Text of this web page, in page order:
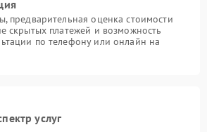
предварительная оценка стоимости
скрытых платежей и возможность
по телефону или онлайн на
услуг